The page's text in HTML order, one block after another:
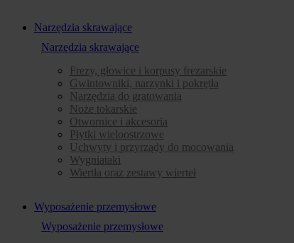
Narzędzia skrawające
Narzędzia skrawające
Frezy, głowice i korpusy frezarskie
Gwintowniki, narzynki i pokrętła
Narzędzia do gratowania
Noże tokarskie
Otwornice i akcesoria
Płytki wieloostrzowe
Uchwyty i przyrządy do mocowania
Wygniataki
Wiertła oraz zestawy wierteł
Wyposażenie przemysłowe
Wyposażenie przemysłowe